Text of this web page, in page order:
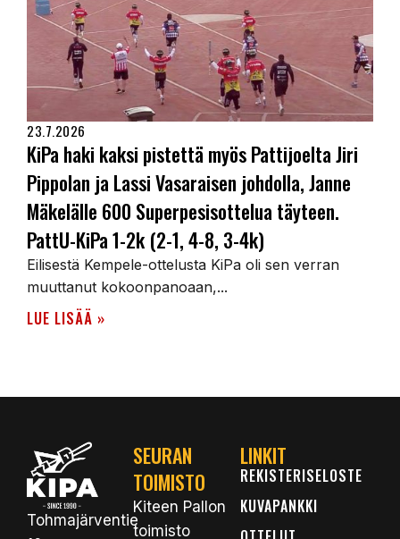
23.7.2026
KiPa haki kaksi pistettä myös Pattijoelta Jiri
Pippolan ja Lassi Vasaraisen johdolla, Janne
Mäkelälle 600 Superpesisottelua täyteen.
PattU-KiPa 1-2k (2-1, 4-8, 3-4k)
Eilisestä Kempele-ottelusta KiPa oli sen verran
muuttanut kokoonpanoaan,...
LUE LISÄÄ »
Tohmajärventie
SEURAN
TOIMISTO
Kiteen Pallon
toimisto
LINKIT
REKISTERISELOSTE
KUVAPANKKI